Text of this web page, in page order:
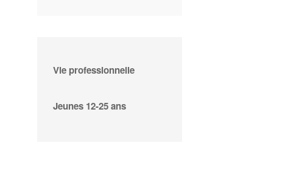
Vie professionnelle
Jeunes 12-25 ans